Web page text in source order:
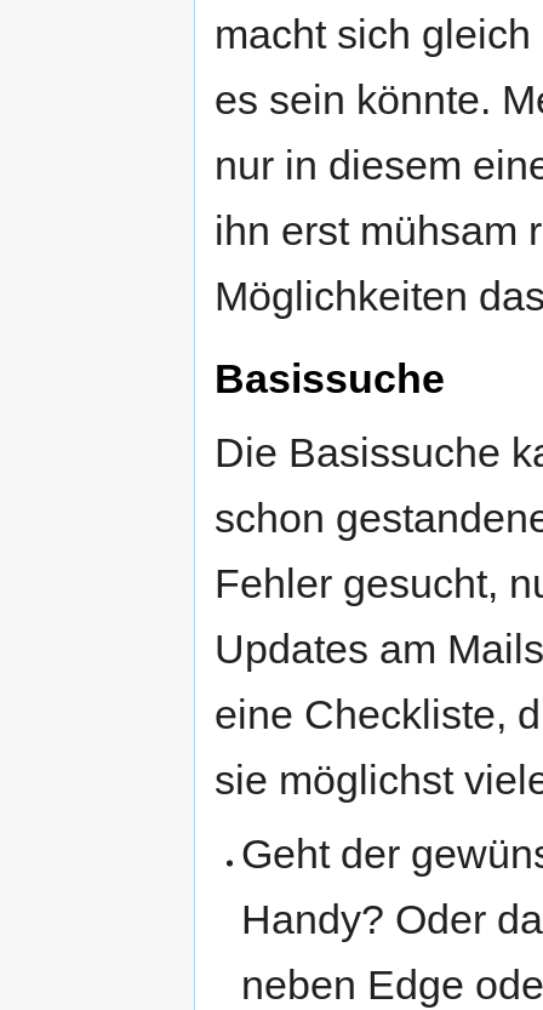
macht sich
es sein könnte.
nur in diesem
ihn erst mühsam
Möglichkeiten
Basissuche
Die Basissuche
schon
Fehler gesucht,
Updates am
eine Checkliste,
sie möglichst
Geht der
Handy? Oder
neben Edge